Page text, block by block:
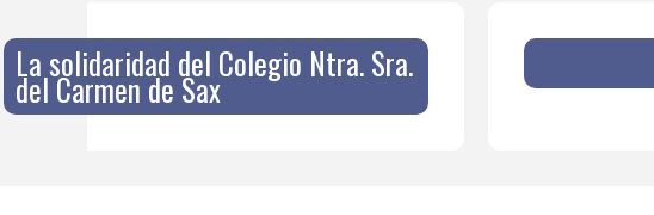
La solidaridad del Colegio Ntra. Sra.
del Carmen de Sax